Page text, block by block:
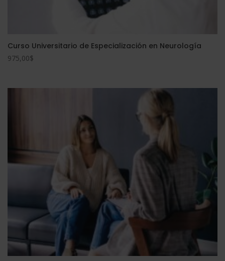
Curso Universitario de Especialización en Neurología
975,00$